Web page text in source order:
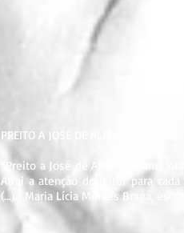
PREITO A JOSÉ DE ALENCAR -
“Preito a José de Alencar é uma
Atrai a atenção do leitor para cada
(...).” Maria Lícia Moraes Braga,